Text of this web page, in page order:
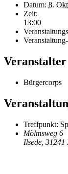
Datum: 8.
Zeit:
13:00
Veranstalter
Bürgercorps
Treffpunkt:
Mölmsweg 6
Ilsede 31241